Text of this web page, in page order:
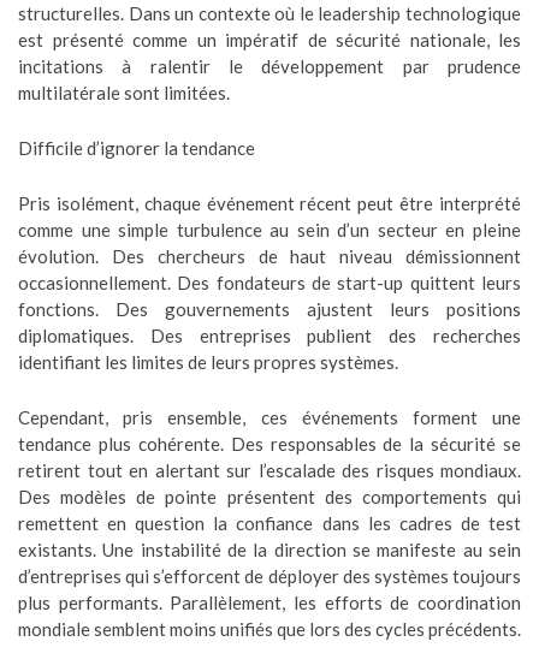
structurelles. Dans un contexte où le leadership technologique
est présenté comme un impératif de sécurité nationale, les
incitations à ralentir le développement par prudence
multilatérale sont limitées.
Difficile d’ignorer la tendance
Pris isolément, chaque événement récent peut être interprété
comme une simple turbulence au sein d’un secteur en pleine
évolution. Des chercheurs de haut niveau démissionnent
occasionnellement. Des fondateurs de start-up quittent leurs
fonctions. Des gouvernements ajustent leurs positions
diplomatiques. Des entreprises publient des recherches
identifiant les limites de leurs propres systèmes.
Cependant, pris ensemble, ces événements forment une
tendance plus cohérente. Des responsables de la sécurité se
retirent tout en alertant sur l’escalade des risques mondiaux.
Des modèles de pointe présentent des comportements qui
remettent en question la confiance dans les cadres de test
existants. Une instabilité de la direction se manifeste au sein
d’entreprises qui s’efforcent de déployer des systèmes toujours
plus performants. Parallèlement, les efforts de coordination
mondiale semblent moins unifiés que lors des cycles précédents.